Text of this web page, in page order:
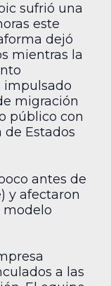
sufrió una
este
dejó
mientras la
impulsado
migración
público con
Estados
antes de
y afectaron
modelo
a las